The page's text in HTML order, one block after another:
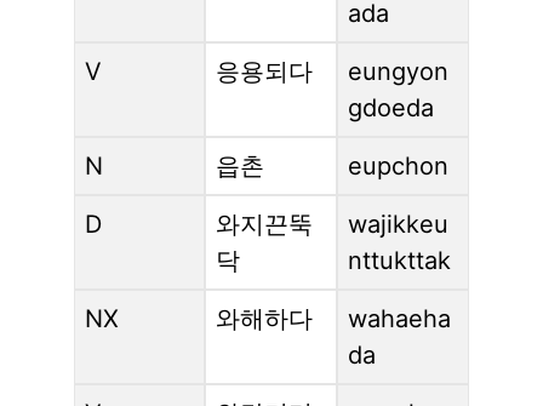
ada
V
응용되다
eungyon
gdoeda
N
읍촌
eupchon
D
와지끈뚝
닥
wajikkeu
nttukttak
NX
와해하다
wahaeha
da